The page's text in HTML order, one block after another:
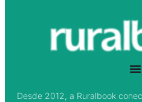
Desde 2012, a Ruralbook